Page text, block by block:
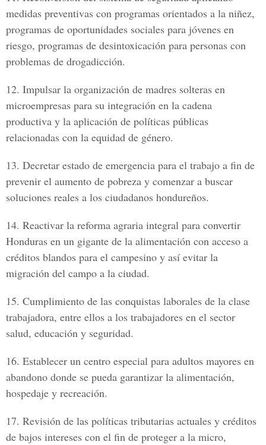
medidas preventivas con programas orientados a la niñez,
programas de oportunidades sociales para jóvenes en
riesgo, programas de desintoxicación para personas con
problemas de drogadicción.
12. Impulsar la organización de madres solteras en
microempresas para su integración en la cadena
productiva y la aplicación de políticas públicas
relacionadas con la equidad de género.
13. Decretar estado de emergencia para el trabajo a fin de
prevenir el aumento de pobreza y comenzar a buscar
soluciones reales a los ciudadanos hondureños.
14. Reactivar la reforma agraria integral para convertir
Honduras en un gigante de la alimentación con acceso a
créditos blandos para el campesino y así evitar la
migración del campo a la ciudad.
15. Cumplimiento de las conquistas laborales de la clase
trabajadora, entre ellos a los trabajadores en el sector
salud, educación y seguridad.
16. Establecer un centro especial para adultos mayores en
abandono donde se pueda garantizar la alimentación,
hospedaje y recreación.
17. Revisión de las políticas tributarias actuales y créditos
de bajos intereses con el fin de proteger a la micro,